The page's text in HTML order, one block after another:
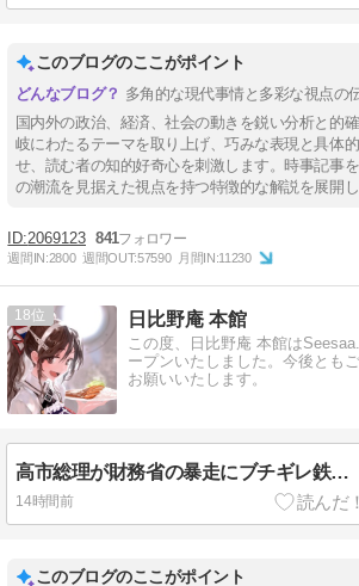
このブログのここがポイント
多角的な現代事情と多彩な視点の
国内外の政治、経済、社会の動きを鋭い分析と的
岐にわたるテーマを取り上げ、巧みな表現と具体
せ、読む者の知的好奇心を刺激します。時事記事
の潮流を見据えた視点を持つ特徴的な解説を展開し
2069123 841
週間IN:2800 週間OUT:57590 月間IN:11230
18 日比野庵 本館
この度、日比野庵 本館は
ープンいたしました。今後とも
お願いいたします。
高市総理が財務省の暴走にブチギレ鉄槌！主力官僚・一松旬を更迭、減税潰しの工作発覚で日本経済防衛の暗闘が勃発！ 《食料品消費税シリーズ＃７》
14時間前
このブログのここがポイント